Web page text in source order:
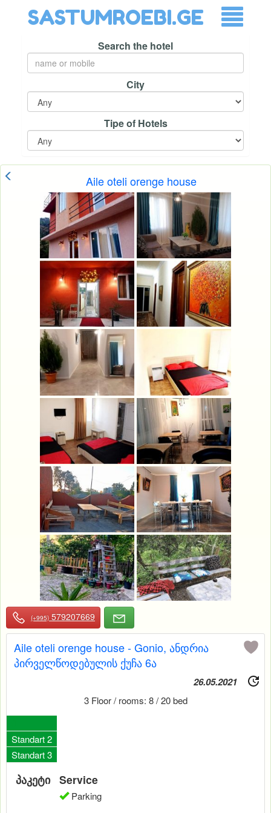
SASTUMROEBI.GE
Search the hotel
City
Tipe of Hotels
Aile oteli orenge house
(+995) 579207669
Aile oteli orenge house - Gonio, ანდრია
პირველწოდებულის ქუჩა 6ა
26.05.2021
3 Floor / rooms: 8 / 20 bed
Standart 2
Standart 3
პაკეტი Service
Parking